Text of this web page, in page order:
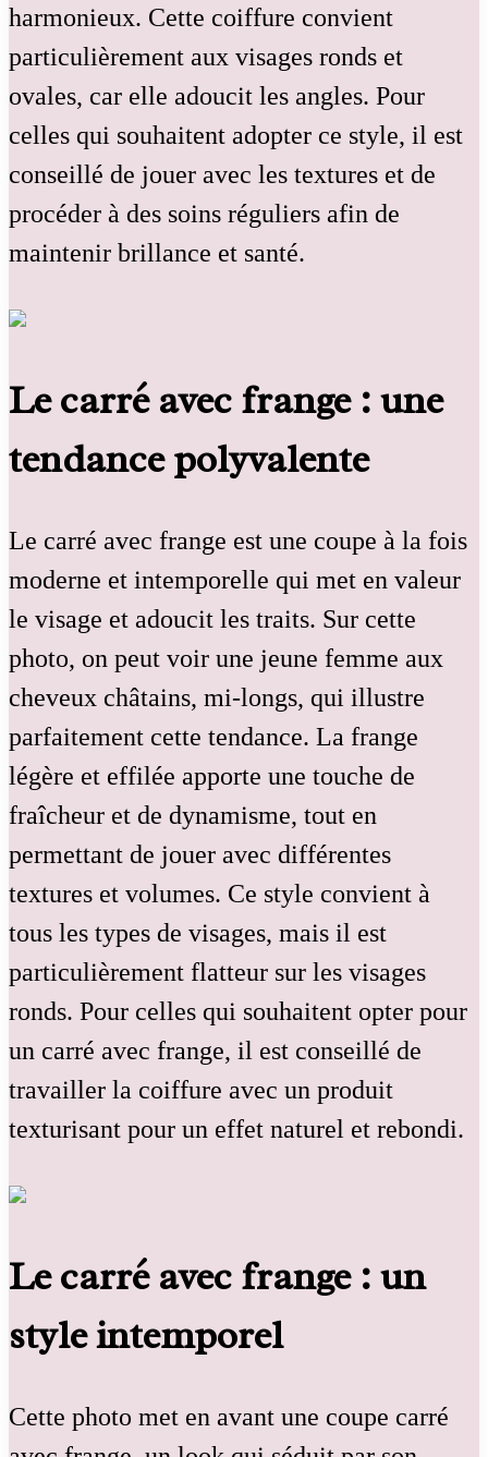
harmonieux. Cette coiffure convient
particulièrement aux visages ronds et
ovales, car elle adoucit les angles. Pour
celles qui souhaitent adopter ce style, il est
conseillé de jouer avec les textures et de
procéder à des soins réguliers afin de
maintenir brillance et santé.
Le carré avec frange : une
tendance polyvalente
Le carré avec frange est une coupe à la fois
moderne et intemporelle qui met en valeur
le visage et adoucit les traits. Sur cette
photo, on peut voir une jeune femme aux
cheveux châtains, mi-longs, qui illustre
parfaitement cette tendance. La frange
légère et effilée apporte une touche de
fraîcheur et de dynamisme, tout en
permettant de jouer avec différentes
textures et volumes. Ce style convient à
tous les types de visages, mais il est
particulièrement flatteur sur les visages
ronds. Pour celles qui souhaitent opter pour
un carré avec frange, il est conseillé de
travailler la coiffure avec un produit
texturisant pour un effet naturel et rebondi.
Le carré avec frange : un
style intemporel
Cette photo met en avant une coupe carré